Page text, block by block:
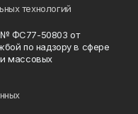
технологий
№ ФС77-50803 от
по надзору в сфере
массовых